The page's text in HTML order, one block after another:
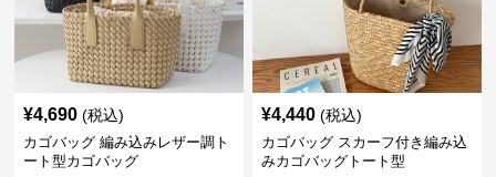
¥4,690 (税込)
カゴバッグ 編み込みレザー調ト
ート型カゴバッグ
¥4,440 (税込)
カゴバッグ スカーフ付き編み込
みカゴバッグトート型